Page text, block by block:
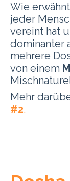
Wie
jeder
vereint hat
dominanter
mehrere
von einem
Mehr
#2.